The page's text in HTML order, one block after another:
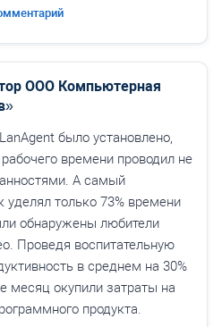
ООО Компьютерная
было установлено,
времени проводил не
А самый
уделял только 73% времени
обнаружены любители
Проведя воспитательную
в среднем на 30%
месяц окупили затраты на
продукта.